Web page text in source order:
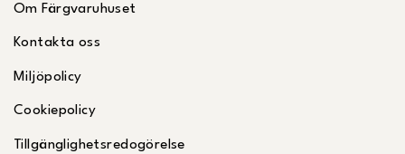
Om Färgvaruhuset
Kontakta oss
Miljöpolicy
Cookiepolicy
Tillgänglighetsredogörelse